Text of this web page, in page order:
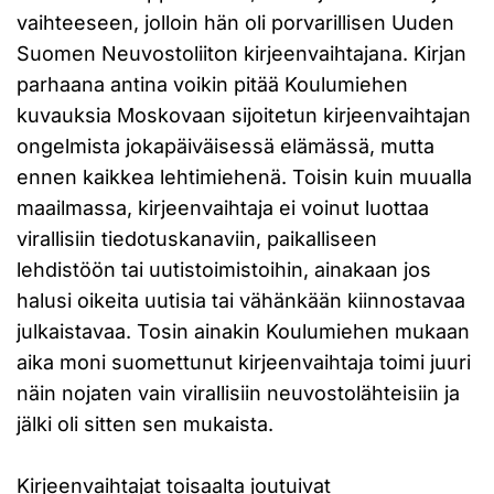
vaihteeseen, jolloin hän oli porvarillisen Uuden
Suomen Neuvostoliiton kirjeenvaihtajana. Kirjan
parhaana antina voikin pitää Koulumiehen
kuvauksia Moskovaan sijoitetun kirjeenvaihtajan
ongelmista jokapäiväisessä elämässä, mutta
ennen kaikkea lehtimiehenä. Toisin kuin muualla
maailmassa, kirjeenvaihtaja ei voinut luottaa
virallisiin tiedotuskanaviin, paikalliseen
lehdistöön tai uutistoimistoihin, ainakaan jos
halusi oikeita uutisia tai vähänkään kiinnostavaa
julkaistavaa. Tosin ainakin Koulumiehen mukaan
aika moni suomettunut kirjeenvaihtaja toimi juuri
näin nojaten vain virallisiin neuvostolähteisiin ja
jälki oli sitten sen mukaista.
Kirjeenvaihtajat toisaalta joutuivat